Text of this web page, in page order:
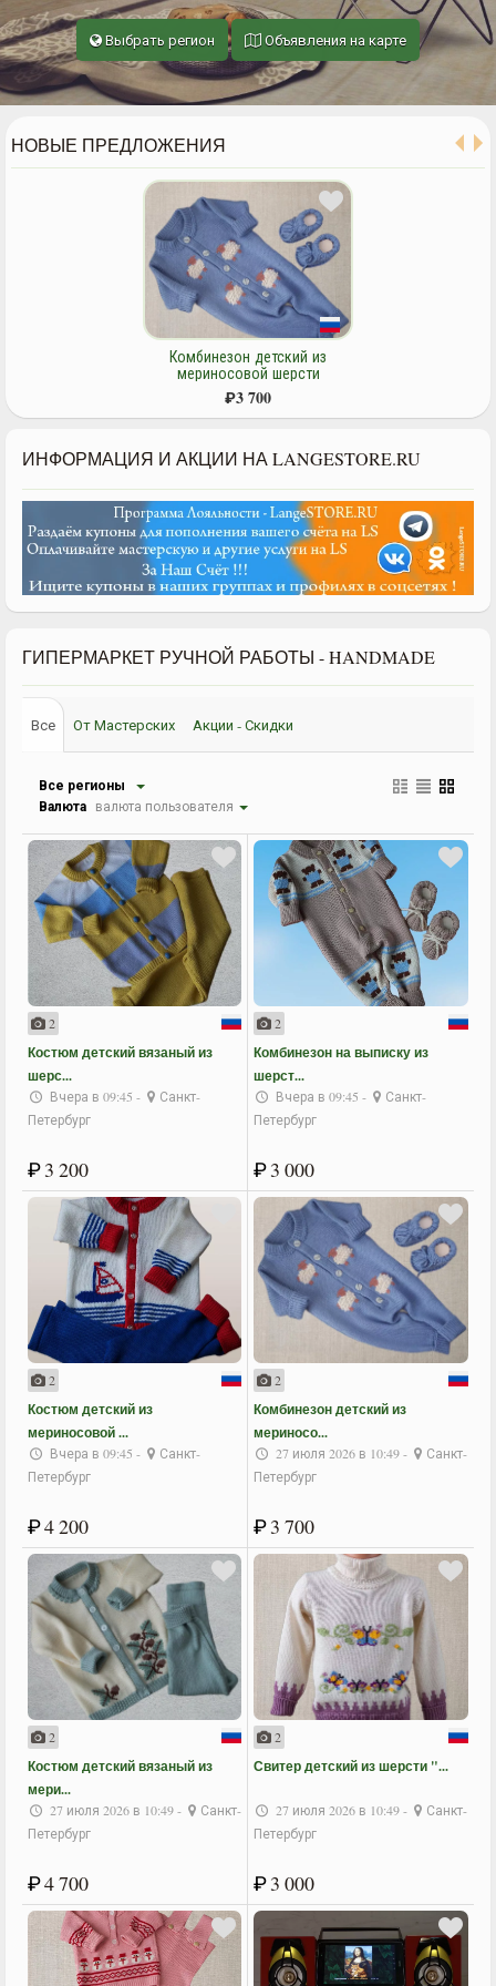
Выбрать регион Объявления на карте
НОВЫЕ ПРЕДЛОЖЕНИЯ
Комбинезон детский из
мериносовой шерсти
"Барашки" и пинетки.
₽3 700
ИНФОРМАЦИЯ И АКЦИИ НА LANGESTORE.RU
ГИПЕРМАРКЕТ РУЧНОЙ РАБОТЫ - HANDMADE
Все От Мастерских Акции - Скидки
Все регионы
Валюта валюта пользователя
2
Костюм детский вязаный из
шерс...
Вчера в 09:45 -
Санкт-
Петербург
₽3 200
2
Комбинезон на выписку из
шерст...
Вчера в 09:45 -
Санкт-
Петербург
₽3 000
2
Костюм детский из
мериносовой ...
Вчера в 09:45 -
Санкт-
Петербург
₽4 200
2
Комбинезон детский из
мериносо...
27 июля 2026 в 10:49 -
Санкт-
Петербург
₽3 700
2
Костюм детский вязаный из
мери...
27 июля 2026 в 10:49 -
Санкт-
Петербург
₽4 700
2
Свитер детский из шерсти "...
27 июля 2026 в 10:49 -
Санкт-
Петербург
₽3 000